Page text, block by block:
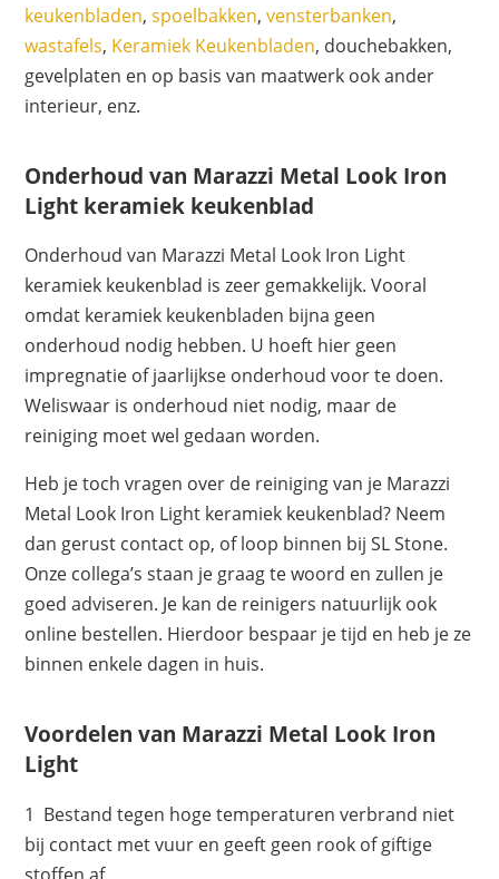
keukenbladen,spoelbakken,vensterbanken,
wastafels, Keramiek Keukenbladen, douchebakken,
gevelplaten en op basis van maatwerk ook ander
interieur, enz.
Onderhoud van Marazzi Metal Look Iron
Light keramiek keukenblad
Onderhoud van Marazzi Metal Look Iron Light
keramiek keukenblad is zeer gemakkelijk. Vooral
omdat keramiek keukenbladen bijna geen
onderhoud nodig hebben. U hoeft hier geen
impregnatie of jaarlijkse onderhoud voor te doen.
Weliswaar is onderhoud niet nodig, maar de
reiniging moet wel gedaan worden.
Heb je toch vragen over de reiniging van je Marazzi
Metal Look Iron Light keramiek keukenblad? Neem
dan gerust contact op, of loop binnen bij SL Stone.
Onze collega’s staan je graag te woord en zullen je
goed adviseren. Je kan de reinigers natuurlijk ook
online bestellen. Hierdoor bespaar je tijd en heb je ze
binnen enkele dagen in huis.
Voordelen van Marazzi Metal Look Iron
Light
1 Bestand tegen hoge temperaturen verbrand niet
bij contact met vuur en geeft geen rook of giftige